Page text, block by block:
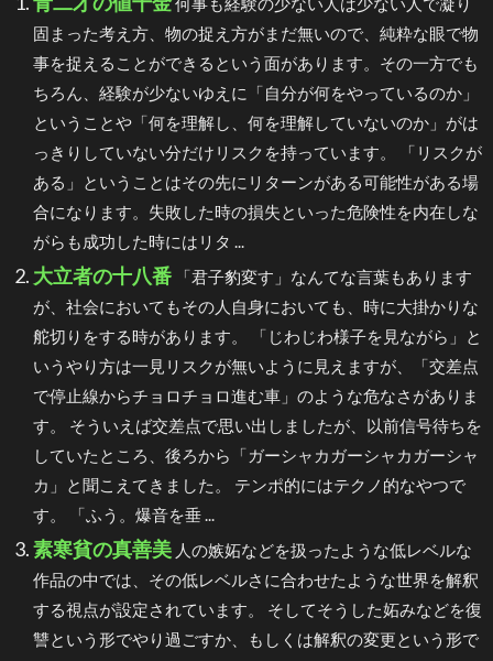
固まった考え方、物の捉え方がまだ無いので、純粋な眼で物
事を捉えることができるという面があります。その一方でも
ちろん、経験が少ないゆえに「自分が何をやっているのか」
ということや「何を理解し、何を理解していないのか」がは
っきりしていない分だけリスクを持っています。 「リスクが
ある」ということはその先にリターンがある可能性がある場
合になります。失敗した時の損失といった危険性を内在しな
がらも成功した時にはリタ ...
大立者の十八番
「君子豹変す」なんてな言葉もあります
が、社会においてもその人自身においても、時に大掛かりな
舵切りをする時があります。 「じわじわ様子を見ながら」と
いうやり方は一見リスクが無いように見えますが、「交差点
で停止線からチョロチョロ進む車」のような危なさがありま
す。 そういえば交差点で思い出しましたが、以前信号待ちを
していたところ、後ろから「ガーシャカガーシャカガーシャ
カ」と聞こえてきました。 テンポ的にはテクノ的なやつで
す。 「ふう。爆音を垂 ...
素寒貧の真善美 人の嫉妬などを扱ったような低レベルな
作品の中では、その低レベルさに合わせたような世界を解釈
する視点が設定されています。 そしてそうした妬みなどを復
讐という形でやり過ごすか、もしくは解釈の変更という形で